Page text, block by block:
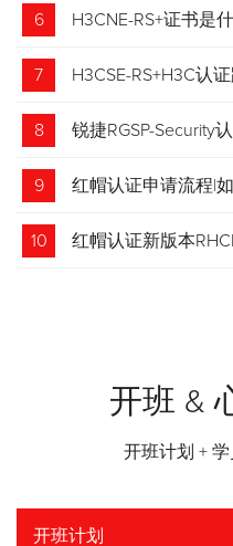
6 H3CNE-RS+证书是
7 H3CSE-RS+H3C认
8 锐捷RGSP-Security
9 红帽认证申请流程|
师）证书？申请步骤请收藏
10 红帽认证新版本
开班 &
开班计划 +
开班计划